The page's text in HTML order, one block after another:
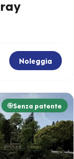
Noleggia
Senza patente